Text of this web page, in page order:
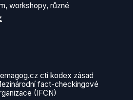
workshopy, různé
ctí kodex zásad
fact-checkingové
(IFCN)